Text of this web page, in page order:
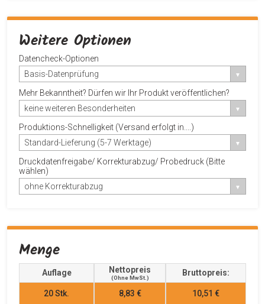
Weitere Optionen
Datencheck-Optionen
Basis-Datenprüfung
Mehr Bekanntheit? Dürfen wir Ihr Produkt veröffentlichen?
keine weiteren Besonderheiten
Produktions-Schnelligkeit (Versand erfolgt in....)
Standard-Lieferung (5-7 Werktage)
Druckdatenfreigabe/ Korrekturabzug/ Probedruck (Bitte
wählen)
ohne Korrekturabzug
Menge
Auflage Nettopreis
(ohne MwSt.)
Bruttopreis:
20Stk. 8,83 € 10,51 €